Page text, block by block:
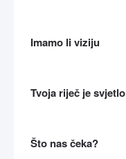
Imamo li viziju
Tvoja riječ je svjetlo
Što nas čeka?